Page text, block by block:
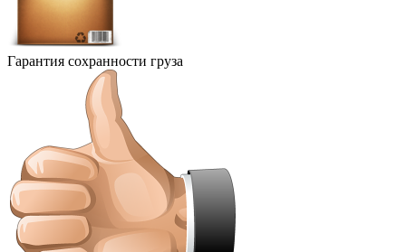
Гарантия сохранности груза